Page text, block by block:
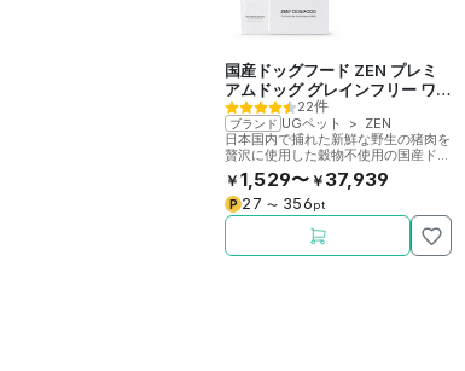
国産ドッグフード ZEN プレミ
アムドッグ グレインフリー ワイ
ルド ボア 22件
ブランド UGペット > ZEN
日本国内で捕れた新鮮な野生の猪肉を
贅沢に使用した穀物不使用の国産ドッ
グフードです。総合栄養食。
￥ 1,529〜 ￥ 37,939
P 27 〜 356pt